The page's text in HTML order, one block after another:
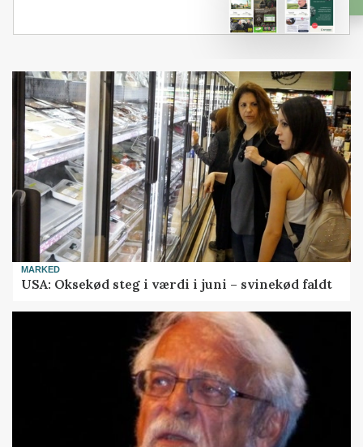
MARKED
USA: Oksekød steg i værdi i juni – svinekød faldt